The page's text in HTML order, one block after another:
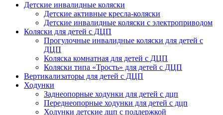
Детские инвалидные коляски
Детские активные кресла-коляски
Детские инвалидные коляски с электроприводом
Коляски для детей с ДЦП
Прогулочные инвалидные коляски для детей с
ДЦП
Коляска комнатная для детей с ДЦП
Коляски типа «Трость» для детей с ДЦП
Вертикализаторы для детей с ДЦП
Ходунки
Заднеопорные ходунки для детей с дцп
Переднеопорные ходунки для детей с дцп
Ходунки детские дцп с поддержкой